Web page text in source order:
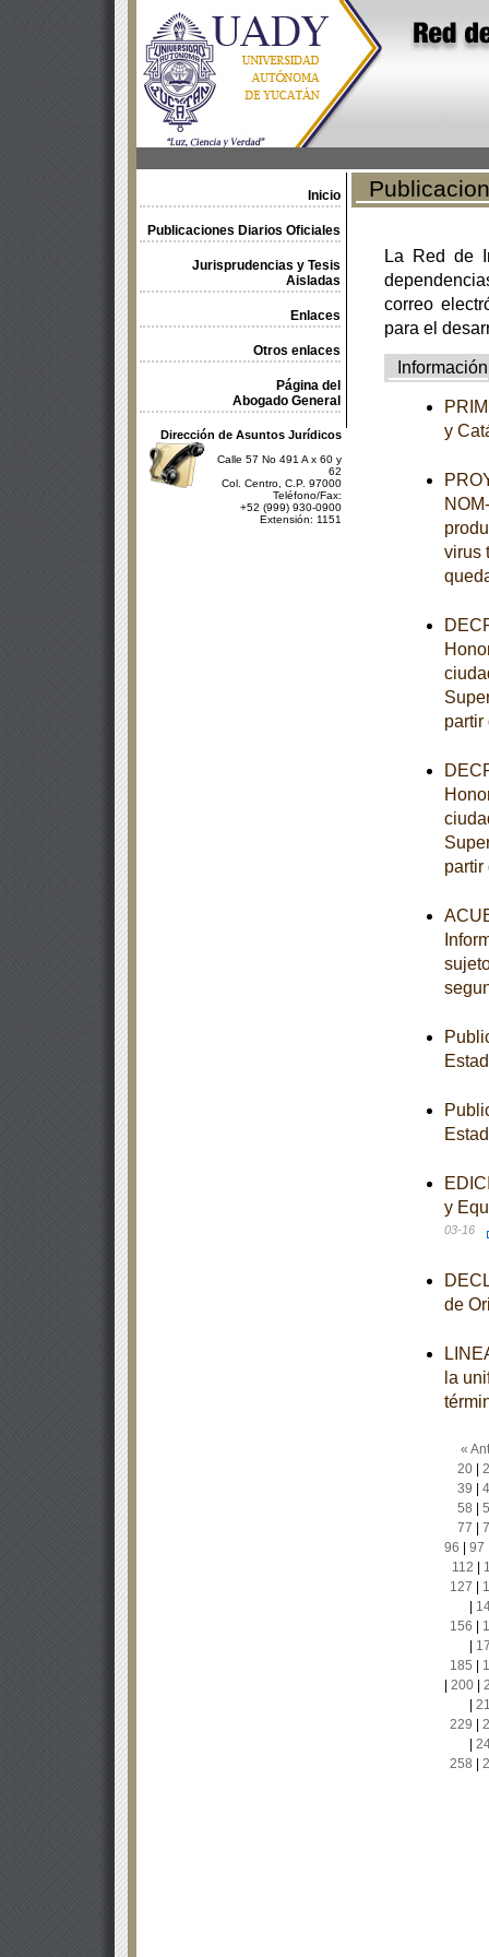
Inicio
Publicaciones Diarios Oficiales
Jurisprudencias y Tesis
Aisladas
Enlaces
Otros enlaces
Página del
Abogado General
Dirección de Asuntos Jurídicos
Calle 57 No 491 A x 60 y
62
Col. Centro, C.P. 97000
Teléfono/Fax:
+52 (999) 930-0900
Extensión: 1151
La Red de
correo
para el
Información
y
virus
partir
partir
y
03-16
de
la
«
20|
39
58
77
96
97
112
127
156
185
200|
229
258